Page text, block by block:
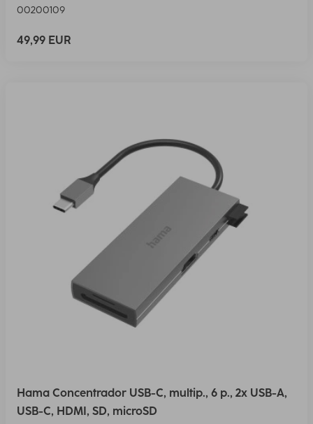
00200109
49,99 EUR
Hama Concentrador USB-C, multip., 6 p., 2x USB-A,
USB-C, HDMI, SD, microSD